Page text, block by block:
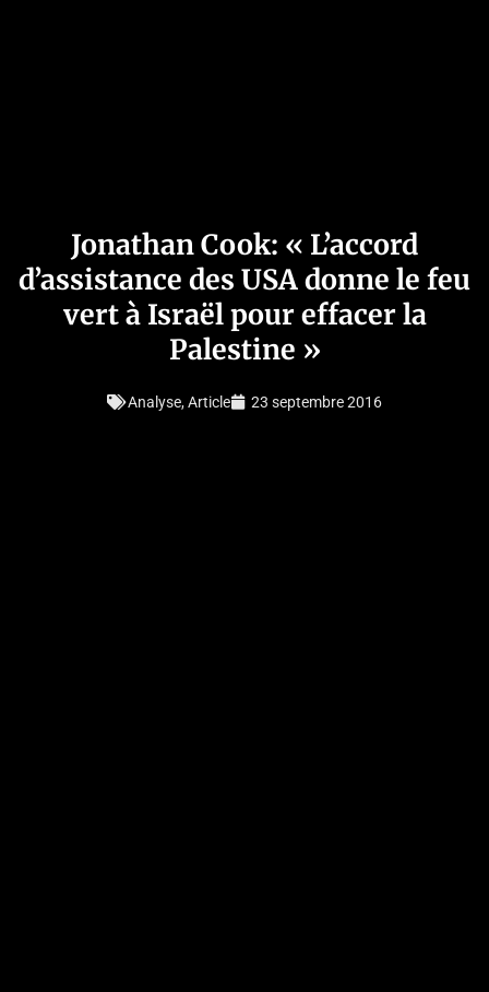
Jonathan Cook: « L’accord
d’assistance des USA donne le feu
vert à Israël pour effacer la
Palestine »
Analyse,Article 23 septembre 2016